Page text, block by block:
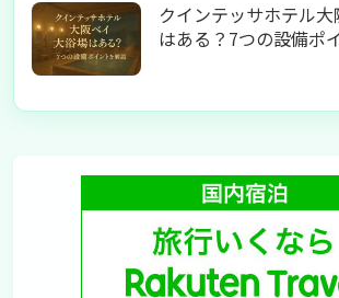
クインテッサホテル
はある？7つの設備ポ